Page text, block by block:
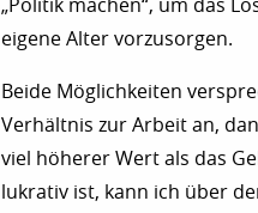
„Politik machen“, um das
eigene Alter vorzusorgen.
Beide Möglichkeiten
Verhältnis zur Arbeit an,
viel höherer Wert als das
lukrativ ist, kann ich über